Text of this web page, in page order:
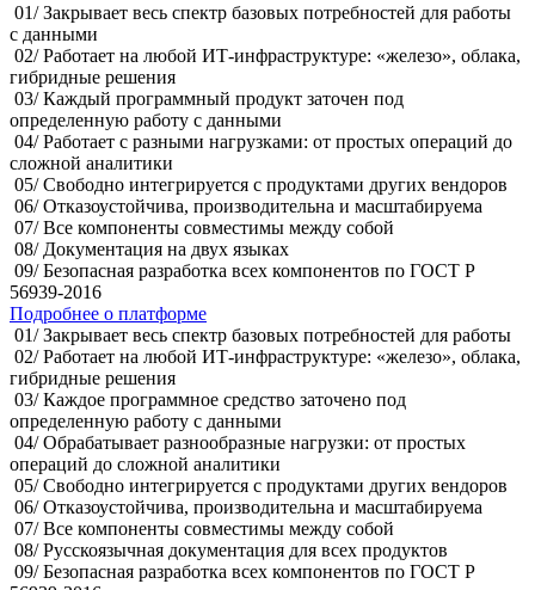
01/ Закрывает весь спектр базовых потребностей для работы
с данными
02/ Работает на любой ИТ-инфраструктуре: «железо», облака,
гибридные решения
03/ Каждый программный продукт заточен под
определенную работу с данными
04/ Работает с разными нагрузками: от простых операций до
сложной аналитики
05/ Свободно интегрируется с продуктами других вендоров
06/ Отказоустойчива, производительна и масштабируема
07/ Все компоненты совместимы между собой
08/ Документация на двух языках
09/ Безопасная разработка всех компонентов по ГОСТ Р
56939-2016
Подробнее о платформе
01/ Закрывает весь спектр базовых потребностей для работы
02/ Работает на любой ИТ-инфраструктуре: «железо», облака,
гибридные решения
03/ Каждое программное средство заточено под
определенную работу с данными
04/ Обрабатывает разнообразные нагрузки: от простых
операций до сложной аналитики
05/ Свободно интегрируется с продуктами других вендоров
06/ Отказоустойчива, производительна и масштабируема
07/ Все компоненты совместимы между собой
08/ Русскоязычная документация для всех продуктов
09/ Безопасная разработка всех компонентов по ГОСТ Р